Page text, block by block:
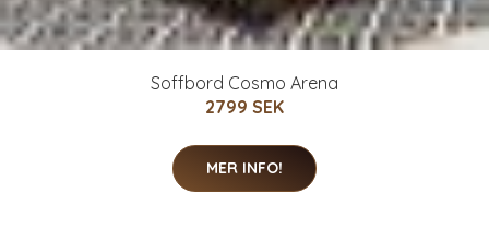
Soffbord Cosmo Arena
2799 SEK
MER INFO!